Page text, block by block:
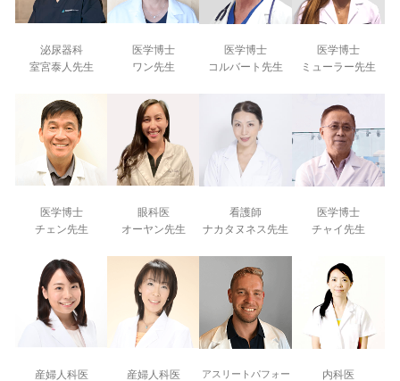
泌尿器科
室宮泰人先生
医学博士
ワン先生
医学博士
コルバート先生
医学博士
ミューラー先生
医学博士
チェン先生
眼科医
オーヤン先生
看護師
ナカタヌネス先生
医学博士
チャイ先生
産婦人科医
産婦人科医
アスリートパフォー
内科医